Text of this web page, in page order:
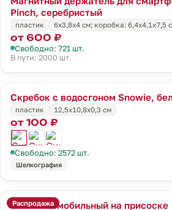
Pinch, серебристый
пластик 6х3,8х4 см; коробка: 6,4х4,1х7,5
от 600 ₽
Свободно: 721 шт.
В пути: 2000 шт.
Скребок с водосгоном Snowie,
пластик
12,5x10,8x0,3 см
от 100 ₽
Свободно: 2572 шт.
Шелкография
Распродажа
Знак автомобильный на присоске